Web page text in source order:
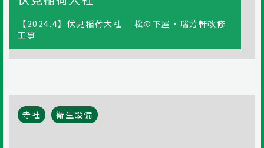
【2024.4】伏見稲荷大社 松の下屋・瑞芳軒改修
工事
寺社 衛生設備